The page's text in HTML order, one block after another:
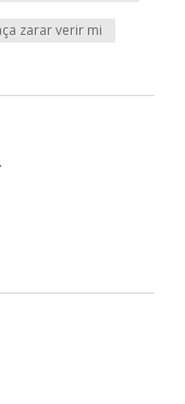
zarar verir mi